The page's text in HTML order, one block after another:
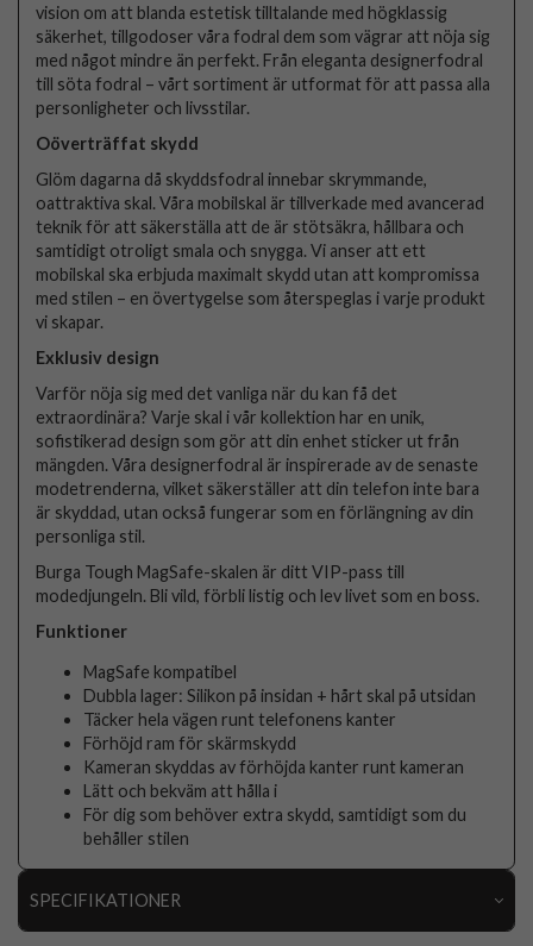
vision om att blanda estetisk tilltalande med högklassig
säkerhet, tillgodoser våra fodral dem som vägrar att nöja sig
med något mindre än perfekt. Från eleganta designerfodral
till söta fodral – vårt sortiment är utformat för att passa alla
personligheter och livsstilar.
Oöverträffat skydd
Glöm dagarna då skyddsfodral innebar skrymmande,
oattraktiva skal. Våra mobilskal är tillverkade med avancerad
teknik för att säkerställa att de är stötsäkra, hållbara och
samtidigt otroligt smala och snygga. Vi anser att ett
mobilskal ska erbjuda maximalt skydd utan att kompromissa
med stilen – en övertygelse som återspeglas i varje produkt
vi skapar.
Exklusiv design
Varför nöja sig med det vanliga när du kan få det
extraordinära? Varje skal i vår kollektion har en unik,
sofistikerad design som gör att din enhet sticker ut från
mängden. Våra designerfodral är inspirerade av de senaste
modetrenderna, vilket säkerställer att din telefon inte bara
är skyddad, utan också fungerar som en förlängning av din
personliga stil.
Burga Tough MagSafe-skalen är ditt VIP-pass till
modedjungeln. Bli vild, förbli listig och lev livet som en boss.
Funktioner
MagSafe kompatibel
Dubbla lager: Silikon på insidan + hårt skal på utsidan
Täcker hela vägen runt telefonens kanter
Förhöjd ram för skärmskydd
Kameran skyddas av förhöjda kanter runt kameran
Lätt och bekväm att hålla i
För dig som behöver extra skydd, samtidigt som du
behåller stilen
SPECIFIKATIONER